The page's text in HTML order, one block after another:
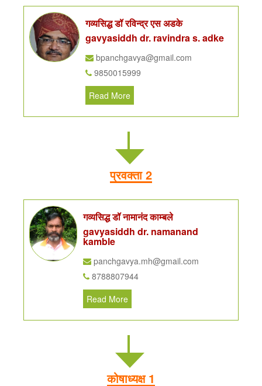
गव्यसिद्ध डॉ रविन्द्र एस अडके
gavyasiddh dr. ravindra s. adke
bpanchgavya@gmail.com
9850015999
Read More
प्रवक्ता 2
गव्यसिद्ध डॉ नामानंद काम्बले
gavyasiddh dr. namanand
kamble
panchgavya.mh@gmail.com
8788807944
Read More
कोषाध्यक्ष 1